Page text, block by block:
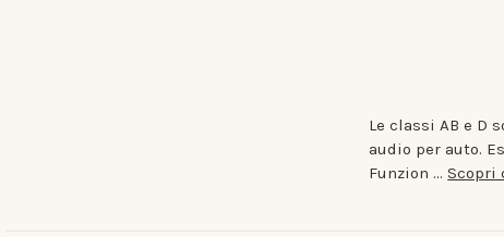
Le classi AB e
audio per auto.
Funzion …Scopri